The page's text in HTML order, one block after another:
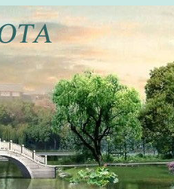
быть полезны в настоящем